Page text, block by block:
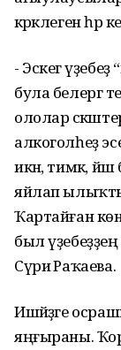
кәрәклеген
- Эскегә
була белергә
ололар
алкоголһеҙ
икән, тимәк,
яйлап
Ҡартайған
был үҙебеҙҙең
Сүриә Раҡаева.
Ишәйҙәге
яңғыраны.